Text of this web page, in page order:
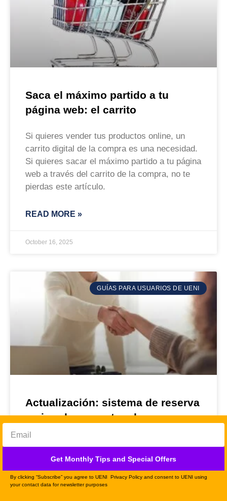
Saca el máximo partido a tu
página web: el carrito
Si quieres vender tus productos online, un
carrito digital de la compra es una necesidad.
Si quieres sacar el máximo partido a tu página
web a través del carrito de la compra, no te
pierdas este artículo.
READ MORE »
October 16, 2025
GUÍAS PARA USUARIOS DE UENI
Actualización: sistema de reserva
mejorado y eventos de
calendarios
Hace unos meses, te informamos de algunas
mejoras que habíamos introducido en nuestro
sistema de reservas y mensajes en tu cuenta
Get Monthly Tips and Special Offers
By clicking “Subscribe” you agree to UENI Privacy Policy and consent to UENI using
your contact data for newsletter purposes